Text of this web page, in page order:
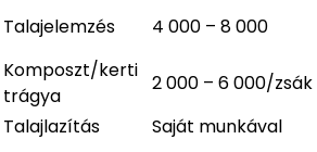
Talajelemzés 4 000 – 8 000
Komposzt/kerti
trágya
2 000 – 6 000/zsák
Talajlazítás
Saját munkával